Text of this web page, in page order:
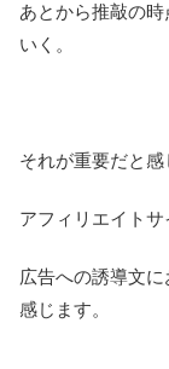
あとから推敲の
いく。
それが重要だと感
アフィリエイトサ
広告への誘導文
感じます。